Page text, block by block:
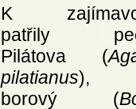
K
patřily
Pilátova (
pilatianus),
borový (